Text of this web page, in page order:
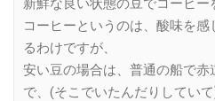
新鮮な良い状態の豆でコーヒー
コーヒーというのは、酸味を
るわけですが、
安い豆の場合は、普通の船で
で、(そこでいたんだりしてい